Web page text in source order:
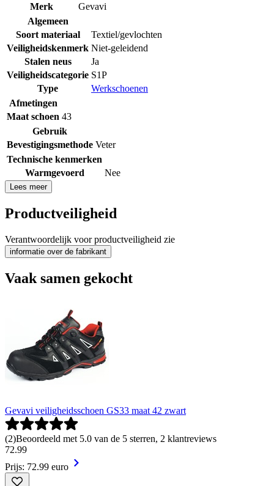
Merk
Gevavi
Algemeen
Soort materiaal
Textiel/gevlochten
Veiligheidskenmerk Niet-geleidend
Stalen neus
Ja
Veiligheidscategorie S1P
Type
Werkschoenen
Afmetingen
Maat schoen 43
Gebruik
Bevestigingsmethode Veter
Technische kenmerken
Warmgevoerd
Nee
Lees meer
Productveiligheid
Verantwoordelijk voor productveiligheid zie
informatie over de fabrikant
Vaak samen gekocht
Gevavi veiligheidsschoen GS33 maat 42 zwart
(2)Beoordeeld met 5.0 van de 5 sterren, 2 klantreviews
72.99
Prijs: 72.99 euro